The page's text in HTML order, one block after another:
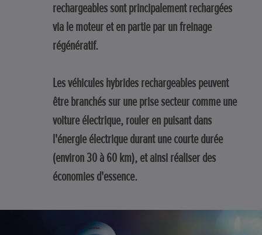
rechargeables sont principalement rechargées
via le moteur et en partie par un freinage
régénératif.
Les véhicules hybrides rechargeables peuvent
être branchés sur une prise secteur comme une
voiture électrique, rouler en puisant dans
l'énergie électrique durant une courte durée
(environ 30 à 60 km), et ainsi réaliser des
économies d'essence.